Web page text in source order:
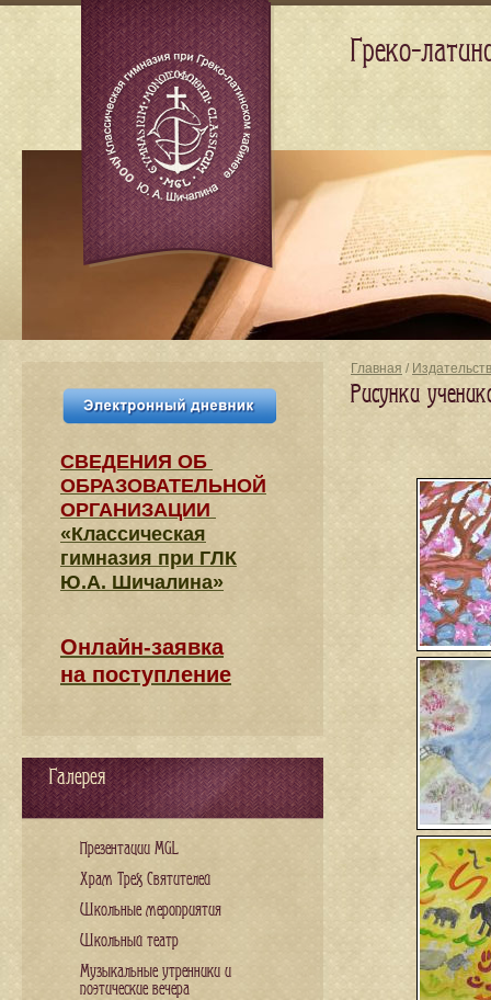
Главная /
Рисунки
СВЕДЕНИЯ​ ОБ
ОБРАЗОВАТЕЛЬНОЙ
ОРГАНИЗАЦИИ
«Классическая
гимназия при ГЛК
Ю.А. Шичалина»
Онлайн-заявка
на поступление
Галерея
Презентации MGL
Храм Трех Святителей
Школьные мероприятия
Школьный театр
Музыкальные утренники и
поэтические вечера
Греко-